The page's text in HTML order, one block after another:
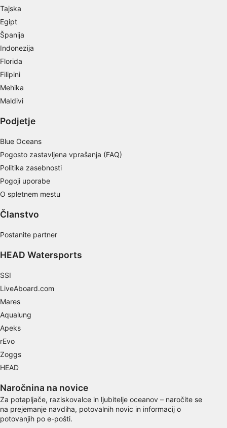
Tajska
Egipt
Španija
Indonezija
Florida
Filipini
Mehika
Maldivi
Podjetje
Blue Oceans
Pogosto zastavljena vprašanja (FAQ)
Politika zasebnosti
Pogoji uporabe
O spletnem mestu
Članstvo
Postanite partner
HEAD Watersports
SSI
LiveAboard.com
Mares
Aqualung
Apeks
rEvo
Zoggs
HEAD
Naročnina na novice
Za potapljače, raziskovalce in ljubitelje oceanov – naročite se
na prejemanje navdiha, potovalnih novic in informacij o
potovanjih po e-pošti.